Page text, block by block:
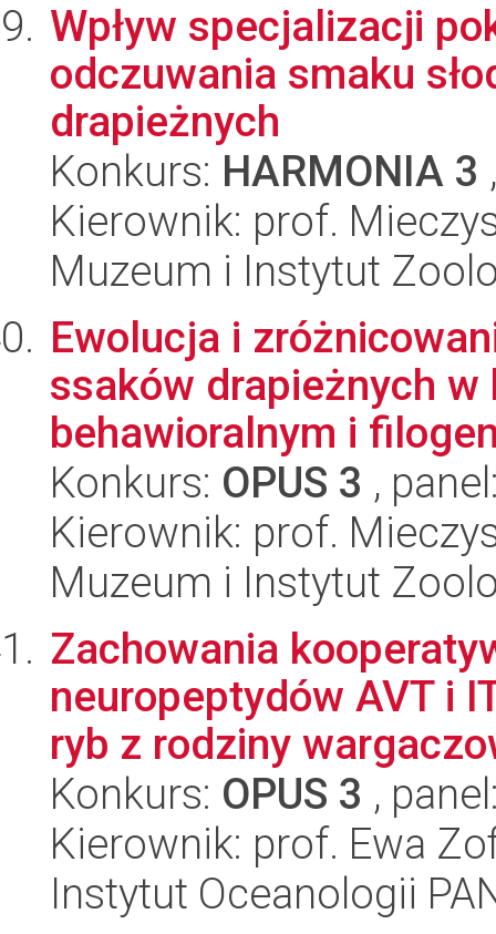
Wpływ specjalizacji
odczuwania smaku
drapieżnych
Konkurs: HARMONIA 3
Kierownik: prof.
Muzeum i Instytut
Ewolucja i
ssaków drapieżnych
behawioralnym i
Konkurs: OPUS 3 ,
Kierownik: prof.
Muzeum i Instytut
Zachowania
neuropeptydów AVT i
ryb z rodziny
Konkurs: OPUS 3 ,
Kierownik: prof. Ewa
Instytut Oceanologii